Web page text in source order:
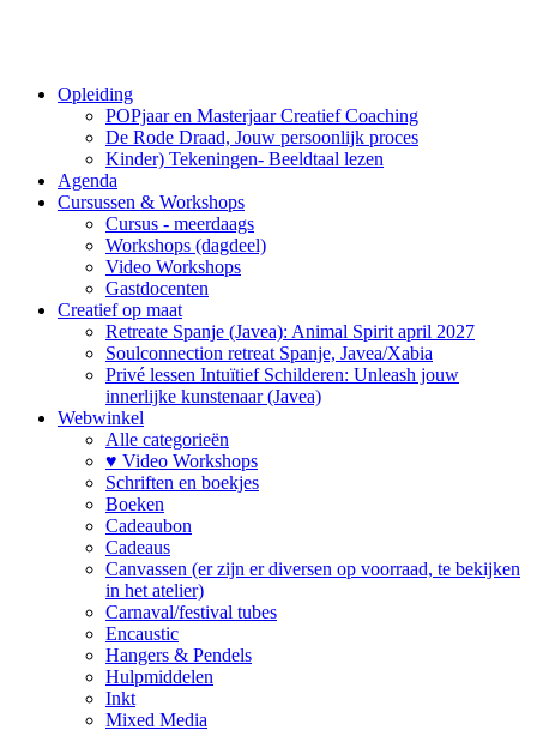
Opleiding
POPjaar en Masterjaar Creatief Coaching
De Rode Draad, Jouw persoonlijk proces
Kinder) Tekeningen- Beeldtaal lezen
Agenda
Cursussen & Workshops
Cursus - meerdaags
Workshops (dagdeel)
Video Workshops
Gastdocenten
Creatief op maat
Retreate Spanje (Javea): Animal Spirit april 2027
Soulconnection retreat Spanje, Javea/Xabia
Privé lessen Intuïtief Schilderen: Unleash jouw
innerlijke kunstenaar (Javea)
Webwinkel
Alle categorieën
♥ Video Workshops
Schriften en boekjes
Boeken
Cadeaubon
Cadeaus
Canvassen (er zijn er diversen op voorraad, te bekijken
in het atelier)
Carnaval/festival tubes
Encaustic
Hangers & Pendels
Hulpmiddelen
Inkt
Mixed Media